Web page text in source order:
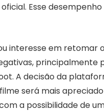
Esse
interesse em retomar
principalmente
A decisão da
será mais
a possibilidade de